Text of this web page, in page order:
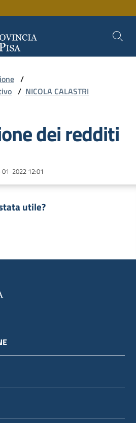
/
/ NICOLA CALASTRI
dei redditi
2022 12:01
utile?